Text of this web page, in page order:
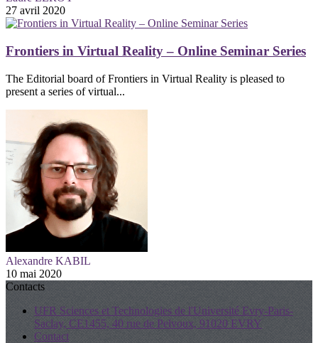
27 avril 2020
Frontiers in Virtual Reality – Online Seminar Series
The Editorial board of Frontiers in Virtual Reality is pleased to
present a series of virtual...
Alexandre KABIL
10 mai 2020
Contacts
UFR Sciences et Technologies de l'Université Evry-Paris-
Saclay, CE1455, 40 rue de Pelvoux, 91020 EVRY
Contact